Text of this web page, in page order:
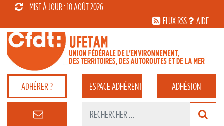
MISE À JOUR : 10 AOÛT 2026
FLUX RSS
AIDE
ADHÉRER ? ESPACEADHÉRENT ADHÉSION